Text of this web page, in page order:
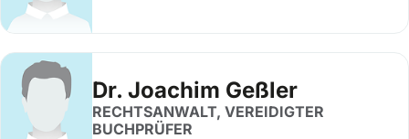
Dr. Joachim Geßler
RECHTSANWALT, VEREIDIGTER
BUCHPRÜFER